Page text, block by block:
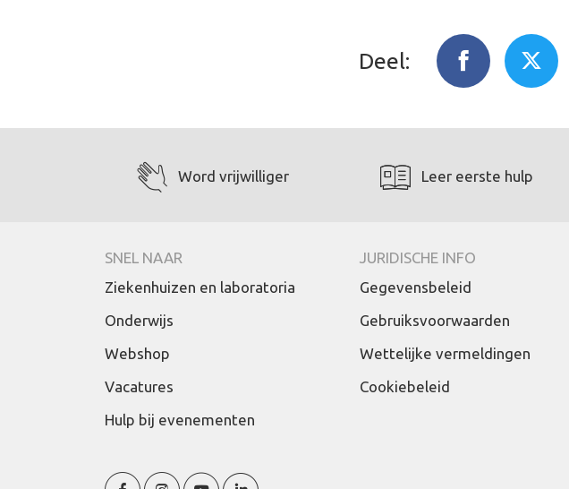
Deel:
Word vrijwilliger Leer eerste hulp
SNEL NAAR
Ziekenhuizen en laboratoria
Onderwijs
Webshop
Vacatures
Hulp bij evenementen
JURIDISCHE INFO
Gegevensbeleid
Gebruiksvoorwaarden
Wettelijke vermeldingen
Cookiebeleid